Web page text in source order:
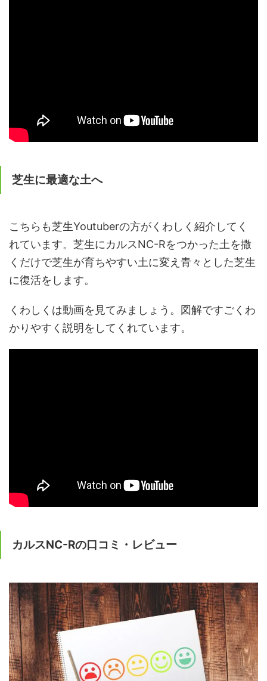
芝生に最適な土へ
こちらも芝生Youtuberの方がくわしく紹介してく
れています。芝生にカルスNC-Rをつかった土を撒
くだけで芝生が育ちやすい土に変え青々とした芝生
に復活をします。
くわしくは動画を見てみましょう。図解ですごくわ
かりやすく説明をしてくれています。
カルスNC-Rの口コミ・レビュー